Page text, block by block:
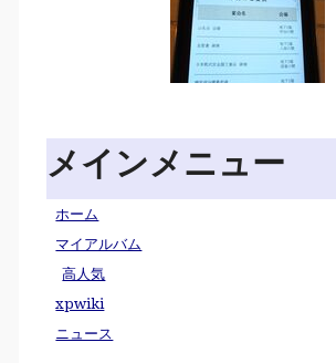
メインメニュー
ホーム
マイアルバム
高人気
xpwiki
ニュース